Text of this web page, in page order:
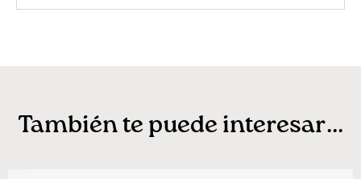
También te puede interesar...